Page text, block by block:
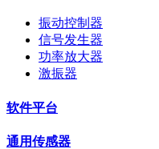
振动控制器
信号发生器
功率放大器
激振器
软件平台
通用传感器